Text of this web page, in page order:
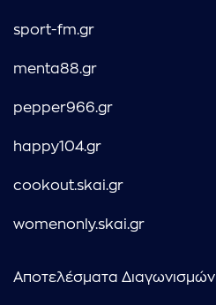
sport-fm.gr
menta88.gr
pepper966.gr
happy104.gr
cookout.skai.gr
womenonly.skai.gr
Αποτελέσματα Διαγωνισμών